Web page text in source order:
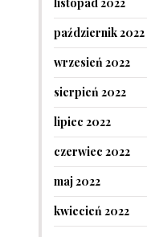
październik 2022
wrzesień 2022
sierpień 2022
lipiec 2022
czerwiec 2022
maj 2022
kwiecień 2022